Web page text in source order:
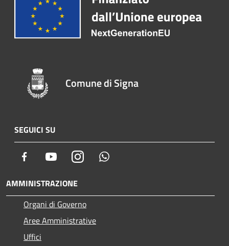
Comune di Signa
SEGUICI SU
Facebook YoutubeInstagram
AMMINISTRAZIONE
Organi di Governo
Aree Amministrative
Uffici